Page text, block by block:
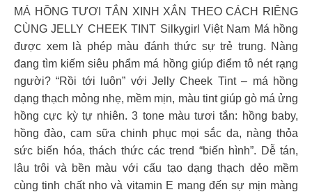
MÁ HỒNG TƯƠI TẮN XINH XẮN THEO CÁCH RIÊNG
CÙNG JELLY CHEEK TINT Silkygirl Việt Nam Má hồng
được xem là phép màu đánh thức sự trẻ trung. Nàng
đang tìm kiếm siêu phẩm má hồng giúp điểm tô nét rạng
người? “Rồi tới luôn” với Jelly Cheek Tint – má hồng
dạng thạch mỏng nhẹ, mềm mịn, màu tint giúp gò má ửng
hồng cực kỳ tự nhiên. 3 tone màu tươi tắn: hồng baby,
hồng đào, cam sữa chinh phục mọi sắc da, nàng thỏa
sức biến hóa, thách thức các trend “biến hình”. Dễ tán,
lâu trôi và bền màu với cấu tạo dạng thạch dẻo mềm
cùng tinh chất nho và vitamin E mang đến sự mịn màng